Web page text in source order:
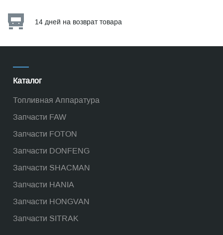
14 дней на возврат товара
Каталог
Топливная Аппаратура
Запчасти FAW
Запчасти FOTON
Запчасти DONFENG
Запчасти SHACMAN
Запчасти HANIA
Запчасти HONGVAN
Запчасти SITRAK